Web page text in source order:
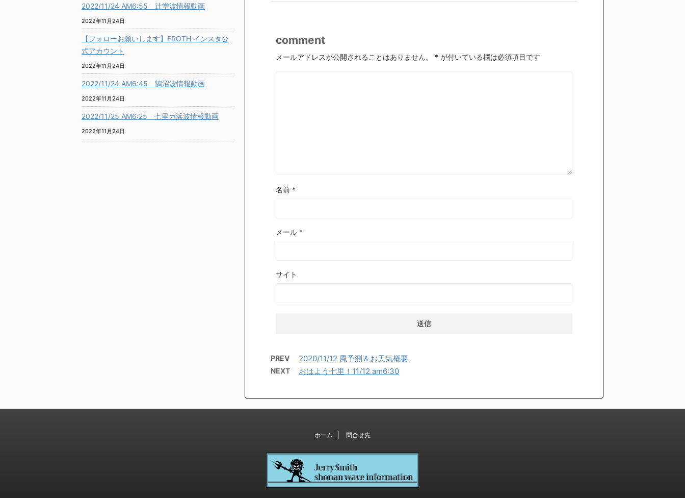
comment
メールアドレスが公開されることはありません。 * が付いている欄は必須項目です
名前 *
メール *
サイト
PREV 2020/11/12 風予測＆お天気概要
NEXT おはよう七里！11/12 am6:30
2022/11/24 AM6:55 辻堂波情報動画
2022年11月24日
【フォローお願いします】FROTH インスタ公
式アカウント
2022年11月24日
2022/11/24 AM6:45 鵠沼波情報動画
2022年11月24日
2022/11/25 AM6:25 七里ガ浜波情報動画
2022年11月24日
ホーム 問合せ先